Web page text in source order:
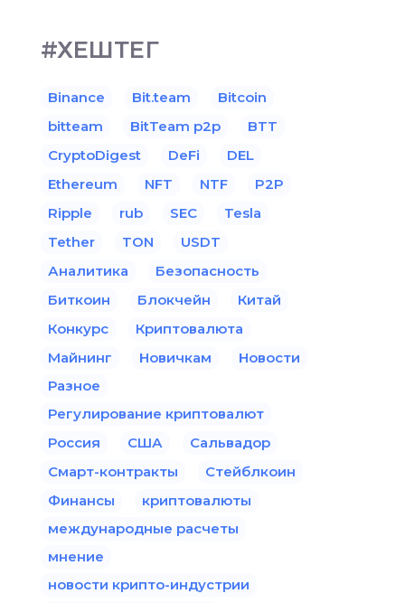
#ХЕШТЕГ
Binance Bit.team
Bitcoin
bitteam
BitTeam p2p
BTT
CryptoDigest
DeFi
DEL
Ethereum
NFT NTF
P2P
Ripple
rub SEC
Tesla
Tether
TON
USDT
Аналитика
Безопасность
Биткоин
Блокчейн
Китай
Конкурс
Криптовалюта
Майнинг
Новичкам
Новости
Разное
Регулирование криптовалют
Россия
США
Сальвадор
Смарт-контракты
Стейблкоин
Финансы
криптовалюты
международные расчеты
мнение
новости крипто-индустрии